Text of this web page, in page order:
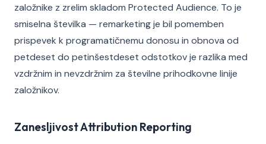
založnike z zrelim skladom Protected Audience. To je
smiselna številka — remarketing je bil pomemben
prispevek k programatičnemu donosu in obnova od
petdeset do petinšestdeset odstotkov je razlika med
vzdržnim in nevzdržnim za številne prihodkovne linije
založnikov.
Zanesljivost Attribution Reporting